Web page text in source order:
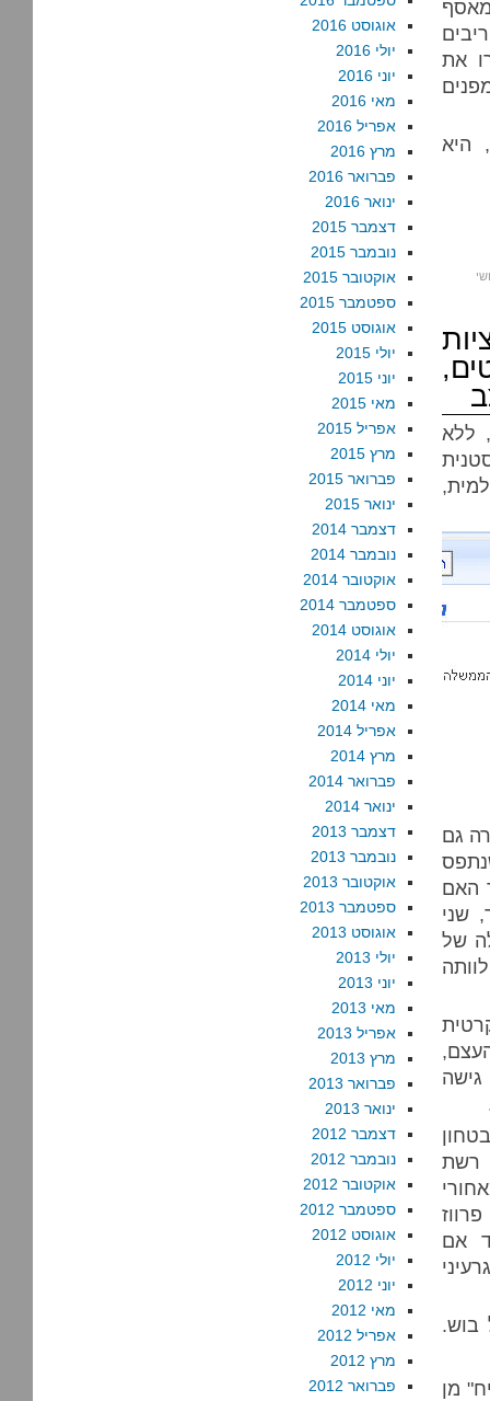
את
היא
ללא
גם
האם
שני
של
רשת
אם
בוש.
מן
אוגוסט 2016
יולי 2016
יוני 2016
מאי 2016
אפריל 2016
מרץ 2016
פברואר 2016
ינואר 2016
דצמבר 2015
נובמבר 2015
אוקטובר 2015
ספטמבר 2015
אוגוסט 2015
יולי 2015
יוני 2015
מאי 2015
אפריל 2015
מרץ 2015
פברואר 2015
ינואר 2015
דצמבר 2014
נובמבר 2014
אוקטובר 2014
ספטמבר 2014
אוגוסט 2014
יולי 2014
יוני 2014
מאי 2014
אפריל 2014
מרץ 2014
פברואר 2014
ינואר 2014
דצמבר 2013
נובמבר 2013
אוקטובר 2013
ספטמבר 2013
אוגוסט 2013
יולי 2013
יוני 2013
מאי 2013
אפריל 2013
מרץ 2013
פברואר 2013
ינואר 2013
דצמבר 2012
נובמבר 2012
אוקטובר 2012
ספטמבר 2012
אוגוסט 2012
יולי 2012
יוני 2012
מאי 2012
אפריל 2012
מרץ 2012
פברואר 2012